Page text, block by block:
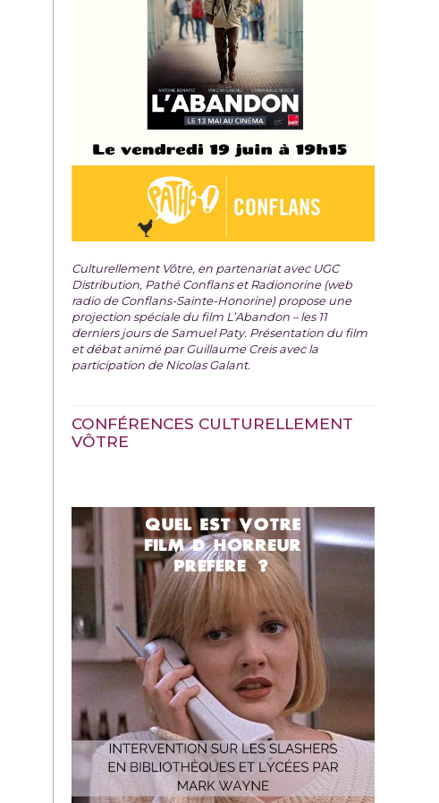
Culturellement Vôtre, en partenariat avec UGC
Distribution, Pathé Conflans et Radionorine (web
radio de Conflans-Sainte-Honorine) propose une
projection spéciale du film L’Abandon – les 11
derniers jours de Samuel Paty. Présentation du film
et débat animé par Guillaume Creis avec la
participation de Nicolas Galant.
CONFÉRENCES CULTURELLEMENT
VÔTRE